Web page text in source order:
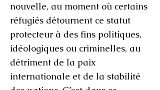
nouvelle, au moment où certains
réfugiés détournent ce statut
protecteur à des fins politiques,
idéologiques ou criminelles, au
détriment de la paix
internationale et de la stabilité